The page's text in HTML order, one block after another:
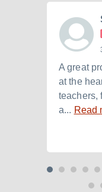
A great
at the
teachers,
a... Read